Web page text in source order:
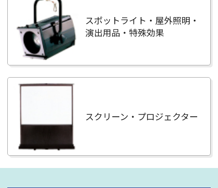
スポットライト・屋外照明・
演出用品・特殊効果
スクリーン・プロジェクター